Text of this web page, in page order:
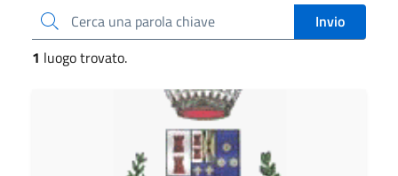
Cerca una parola chiave
Invio
1 luogo trovato.